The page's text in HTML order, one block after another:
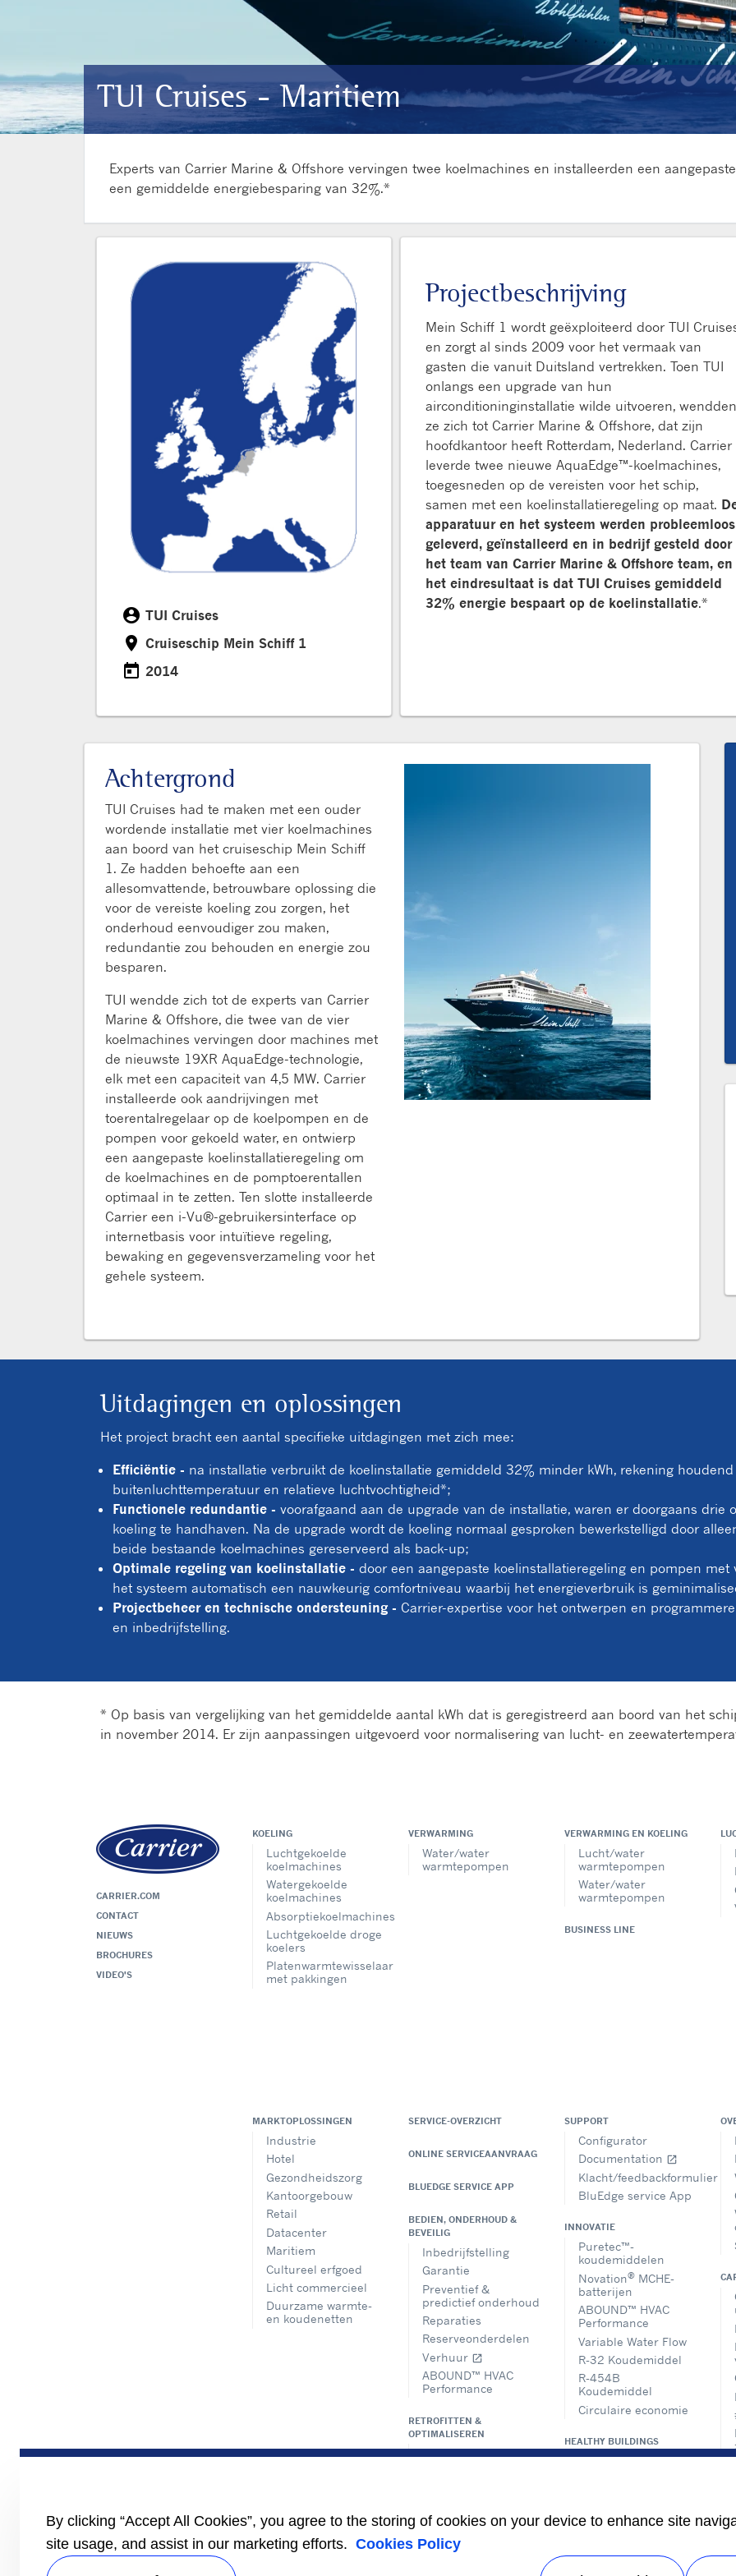
TUI Cruises - Maritiem
Experts van Carrier Marine & Offshore vervingen twee koelmachines en installeerden een
een gemiddelde energiebesparing van 32%.*
account_circleKlant
TUI Cruises
roomLocatie
Cruiseschip Mein Schiff 1
todayDatum
2014
Projectbeschrijving
Mein Schiff 1 wordt geëxploiteerd door TUI
en zorgt al sinds 2009 voor het vermaak van
gasten die vanuit Duitsland vertrekken. Toen TUI
onlangs een upgrade van hun
airconditioninginstallatie wilde uitvoeren, wendden
ze zich tot Carrier Marine & Offshore, dat zijn
hoofdkantoor heeft Rotterdam, Nederland. Carrier
leverde twee nieuwe AquaEdge™-koelmachines,
toegesneden op de vereisten voor het schip,
samen met een koelinstallatieregeling op maat.
apparatuur en het systeem werden probleemloos
geleverd, geïnstalleerd en in bedrijf gesteld door
het team van Carrier Marine & Offshore team, en
het eindresultaat is dat TUI Cruises gemiddeld
32% energie bespaart op de koelinstallatie.*
Achtergrond
TUI Cruises had te maken met een ouder
wordende installatie met vier koelmachines
aan boord van het cruiseschip Mein Schiff
1. Ze hadden behoefte aan een
allesomvattende, betrouwbare oplossing die
voor de vereiste koeling zou zorgen, het
onderhoud eenvoudiger zou maken,
redundantie zou behouden en energie zou
besparen.
TUI wendde zich tot de experts van Carrier
Marine & Offshore, die twee van de vier
koelmachines vervingen door machines met
de nieuwste 19XR AquaEdge-technologie,
elk met een capaciteit van 4,5 MW. Carrier
installeerde ook aandrijvingen met
toerentalregelaar op de koelpompen en de
pompen voor gekoeld water, en ontwierp
een aangepaste koelinstallatieregeling om
de koelmachines en de pomptoerentallen
optimaal in te zetten. Ten slotte installeerde
Carrier een i-Vu®-gebruikersinterface op
internetbasis voor intuïtieve regeling,
bewaking en gegevensverzameling voor het
gehele systeem.
Uitdagingen en oplossingen
Het project bracht een aantal specifieke uitdagingen met zich mee:
Efficiëntie - na installatie verbruikt de koelinstallatie gemiddeld 32% minder kWh, rekening
buitenluchttemperatuur en relatieve luchtvochtigheid*;
Functionele redundantie - voorafgaand aan de upgrade van de installatie, waren er doorgaans drie
koeling te handhaven. Na de upgrade wordt de koeling normaal gesproken bewerkstelligd door
beide bestaande koelmachines gereserveerd als back-up;
Optimale regeling van koelinstallatie - door een aangepaste koelinstallatieregeling en pompen
het systeem automatisch een nauwkeurig comfortniveau waarbij het energieverbruik is
Projectbeheer en technische ondersteuning - Carrier-expertise voor het ontwerpen en
en inbedrijfstelling.
* Op basis van vergelijking van het gemiddelde aantal kWh dat is geregistreerd aan boord van het
in november 2014. Er zijn aanpassingen uitgevoerd voor normalisering van lucht- en
CARRIER.COM
CONTACT
NIEUWS
BROCHURES
VIDEO'S
KOELING
Luchtgekoelde
koelmachines
Watergekoelde
koelmachines
Absorptiekoelmachines
Luchtgekoelde droge
koelers
Platenwarmtewisselaar
met pakkingen
VERWARMING
Water/water
warmtepompen
VERWARMING EN KOELING
Lucht/water
warmtepompen
Water/water
warmtepompen
BUSINESS LINE
MARKTOPLOSSINGEN
Industrie
Hotel
Gezondheidszorg
Kantoorgebouw
Retail
Datacenter
Maritiem
Cultureel erfgoed
Licht commercieel
Duurzame warmte-
en koudenetten
SERVICE-OVERZICHT
ONLINE SERVICEAANVRAAG
BLUEDGE SERVICE APP
BEDIEN, ONDERHOUD &
BEVEILIG
Inbedrijfstelling
Garantie
Preventief &
predictief onderhoud
Reparaties
Reserveonderdelen
Verhuur open_in_new
ABOUND™ HVAC
Performance
RETROFITTEN &
OPTIMALISEREN
Oplossingen voor
Advies en
voorschriften
DECARBONISATIEOPLOSSINGEN
SUPPORT
Configurator
Documentation open_in_new
Klacht/feedbackformulier
BluEdge service App
INNOVATIE
Puretec™-
koudemiddelen
Novation® MCHE-
batterijen
ABOUND™ HVAC
Performance
Variable Water Flow
R-32 Koudemiddel
R-454B
Koudemiddel
Circulaire economie
HEALTHY BUILDINGS
By clicking “Accept All Cookies”, you agree to the storing of cookies on your device to enhance site
site usage, and assist in our marketing efforts. Cookies Policy